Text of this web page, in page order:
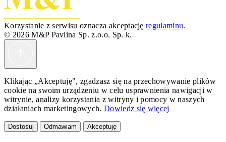
Korzystanie z serwisu oznacza akceptacjęregulaminu.
© 2026 M&P Pavlina Sp. z.o.o. Sp. k.
Klikając „Akceptuję", zgadzasz się na przechowywanie plików
cookie na swoim urządzeniu w celu usprawnienia nawigacji w
witrynie, analizy korzystania z witryny i pomocy w naszych
działaniach marketingowych. Dowiedz się więcej
Dostosuj Odmawiam Akceptuję